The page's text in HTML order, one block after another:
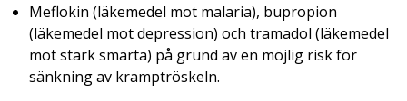
Meflokin (läkemedel mot malaria), bupropion
(läkemedel mot depression) och tramadol (läkemedel
mot stark smärta) på grund av en möjlig risk för
sänkning av kramptröskeln.